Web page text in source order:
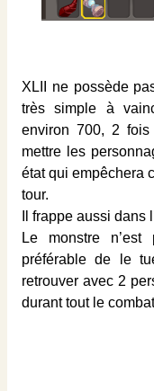
XLII ne possède
très simple à
environ 700, 2
mettre les
état qui empêchera
tour.
Il frappe aussi dans
Le monstre
préférable de le
retrouver avec 2
durant tout le